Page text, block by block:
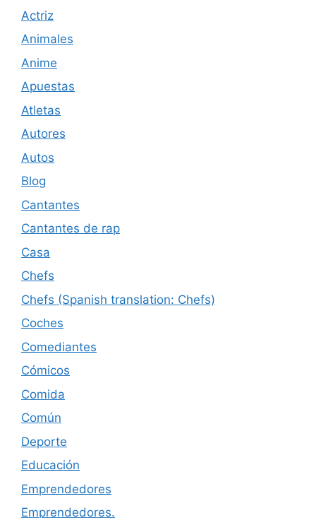
Actriz
Animales
Anime
Apuestas
Atletas
Autores
Autos
Blog
Cantantes
Cantantes de rap
Casa
Chefs
Chefs (Spanish translation: Chefs)
Coches
Comediantes
Cómicos
Comida
Común
Deporte
Educación
Emprendedores
Emprendedores.